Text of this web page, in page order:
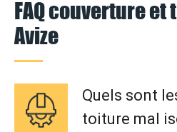
FAQ couverture
Avize
Quels sont
toiture mal